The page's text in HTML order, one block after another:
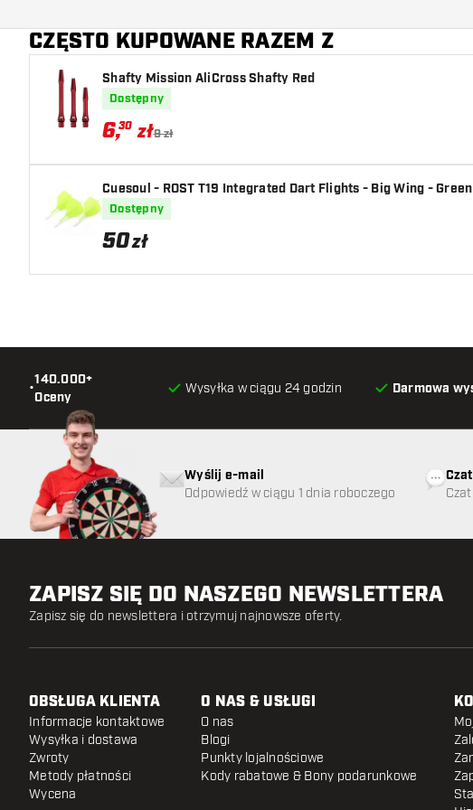
Główny kolor
Długość trzonka
CZĘSTO KUPOWANE RAZEM Z
Shafty Mission AliCross Shafty Red
Dostępny
6,30 zł9 zł
Cuesoul - ROST T19 Integrated Dart Flights - Big Wing -
Dostępny
50zł
•
140.000+
Oceny
Wysyłka w ciągu 24 godzin Darmowa
Wyślij e-mail
Odpowiedź w ciągu 1 dnia roboczego
ZAPISZ SIĘ DO NASZEGO NEWSLETTERA
Zapisz się do newslettera i otrzymuj najnowsze oferty.
OBSŁUGA KLIENTA
Informacje kontaktowe
Wysyłka i dostawa
Zwroty
Metody płatności
Wycena
O NAS & USŁUGI
O nas
Blogi
Punkty lojalnościowe
Kody rabatowe & Bony podarunkowe